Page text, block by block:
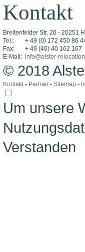
Kontakt
Breitenfelder Str. 20 - 20251
Tel.:
+ 49 (0) 172 450 86
Fax:
+ 49 (40) 40 162 167
E-Mail: info@alster-
© 2018
Kontakt- Partner - Sitemap -
Um unsere
Verstanden